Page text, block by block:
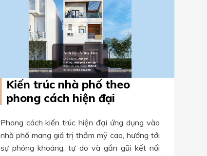
Kiến trúc nhà phố theo
phong cách hiện đại
Phong cách kiến trúc hiện đại ứng dụng vào
nhà phố mang giá trị thẩm mỹ cao, hướng tới
sự phóng khoáng, tự do và gần gũi kết nối